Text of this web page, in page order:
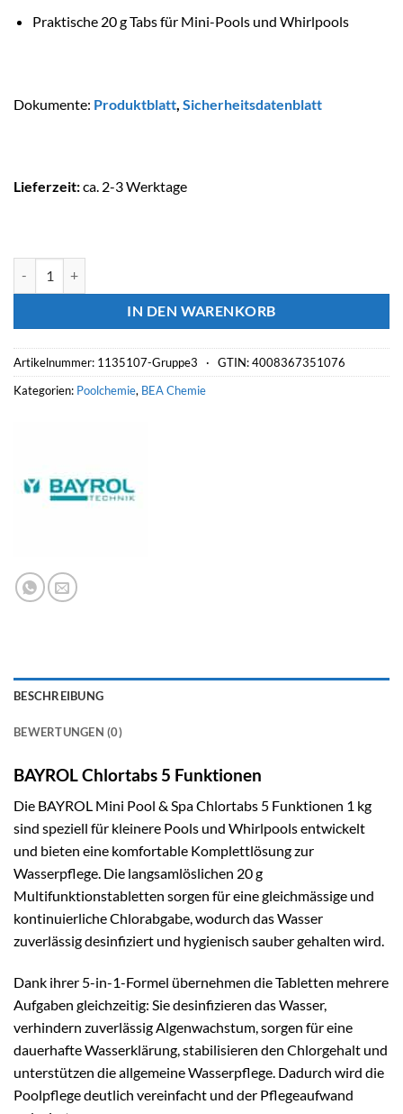
Praktische 20 g Tabs für Mini-Pools und Whirlpools
Dokumente: Produktblatt Sicherheitsdatenblatt
Lieferzeit:ca. 2-3 Werktage
IN DEN WARENKORB
Artikelnummer: 1135107-Gruppe3 · GTIN: 4008367351076
Kategorien: Poolchemie, BEA Chemie
BESCHREIBUNG
BEWERTUNGEN (0)
BAYROL Chlortabs 5 Funktionen
Die BAYROL Mini Pool & Spa Chlortabs 5 Funktionen 1 kg
sind speziell für kleinere Pools und Whirlpools entwickelt
und bieten eine komfortable Komplettlösung zur
Wasserpflege. Die langsamlöslichen 20 g
Multifunktionstabletten sorgen für eine gleichmässige und
kontinuierliche Chlorabgabe, wodurch das Wasser
zuverlässig desinfiziert und hygienisch sauber gehalten wird.
Dank ihrer 5-in-1-Formel übernehmen die Tabletten mehrere
Aufgaben gleichzeitig: Sie desinfizieren das Wasser,
verhindern zuverlässig Algenwachstum, sorgen für eine
dauerhafte Wasserklärung, stabilisieren den Chlorgehalt und
unterstützen die allgemeine Wasserpflege. Dadurch wird die
Poolpflege deutlich vereinfacht und der Pflegeaufwand